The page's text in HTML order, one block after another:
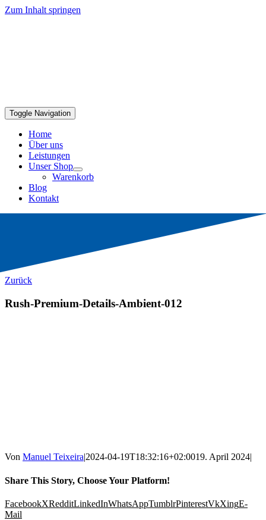
Zum Inhalt springen
Toggle Navigation
Home
Über uns
Leistungen
Unser Shop
Warenkorb
Blog
Kontakt
Zurück
Rush-Premium-Details-Ambient-012
Von Manuel Teixeira|2024-04-19T18:32:16+02:0019. April 2024|
Share This Story, Choose Your Platform!
FacebookXRedditLinkedInWhatsAppTumblrPinterestVkXingE-
Mail